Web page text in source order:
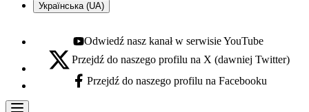
Українська (UA)
Youtube - otwiera się w nowej karcie
Odwiedź nasz kanał w serwisie YouTube
X - otwiera się w nowej karcie
Przejdź do naszego profilu na X (dawniej Twitter)
Facebook - otwiera się w nowej karcie
Przejdź do naszego profilu na Facebooku